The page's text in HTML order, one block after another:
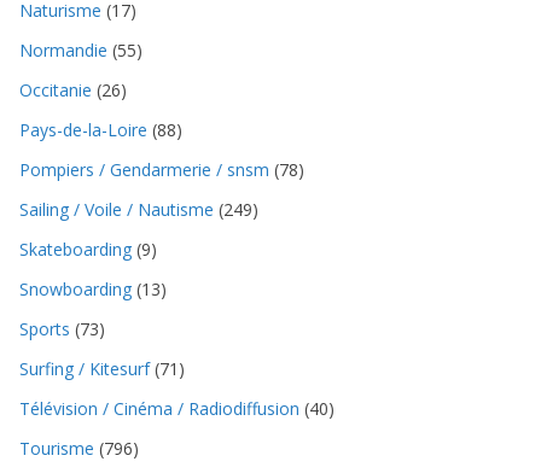
Naturisme (17)
Normandie (55)
Occitanie (26)
Pays-de-la-Loire (88)
Pompiers / Gendarmerie / snsm (78)
Sailing / Voile / Nautisme (249)
Skateboarding (9)
Snowboarding (13)
Sports (73)
Surfing / Kitesurf (71)
Télévision / Cinéma / Radiodiffusion (40)
Tourisme (796)